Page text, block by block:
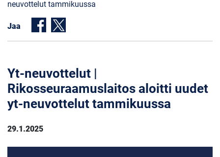
neuvottelut tammikuussa
Jaa
Yt-neuvottelut |
Rikosseuraamuslaitos aloitti uudet
yt-neuvottelut tammikuussa
29.1.2025